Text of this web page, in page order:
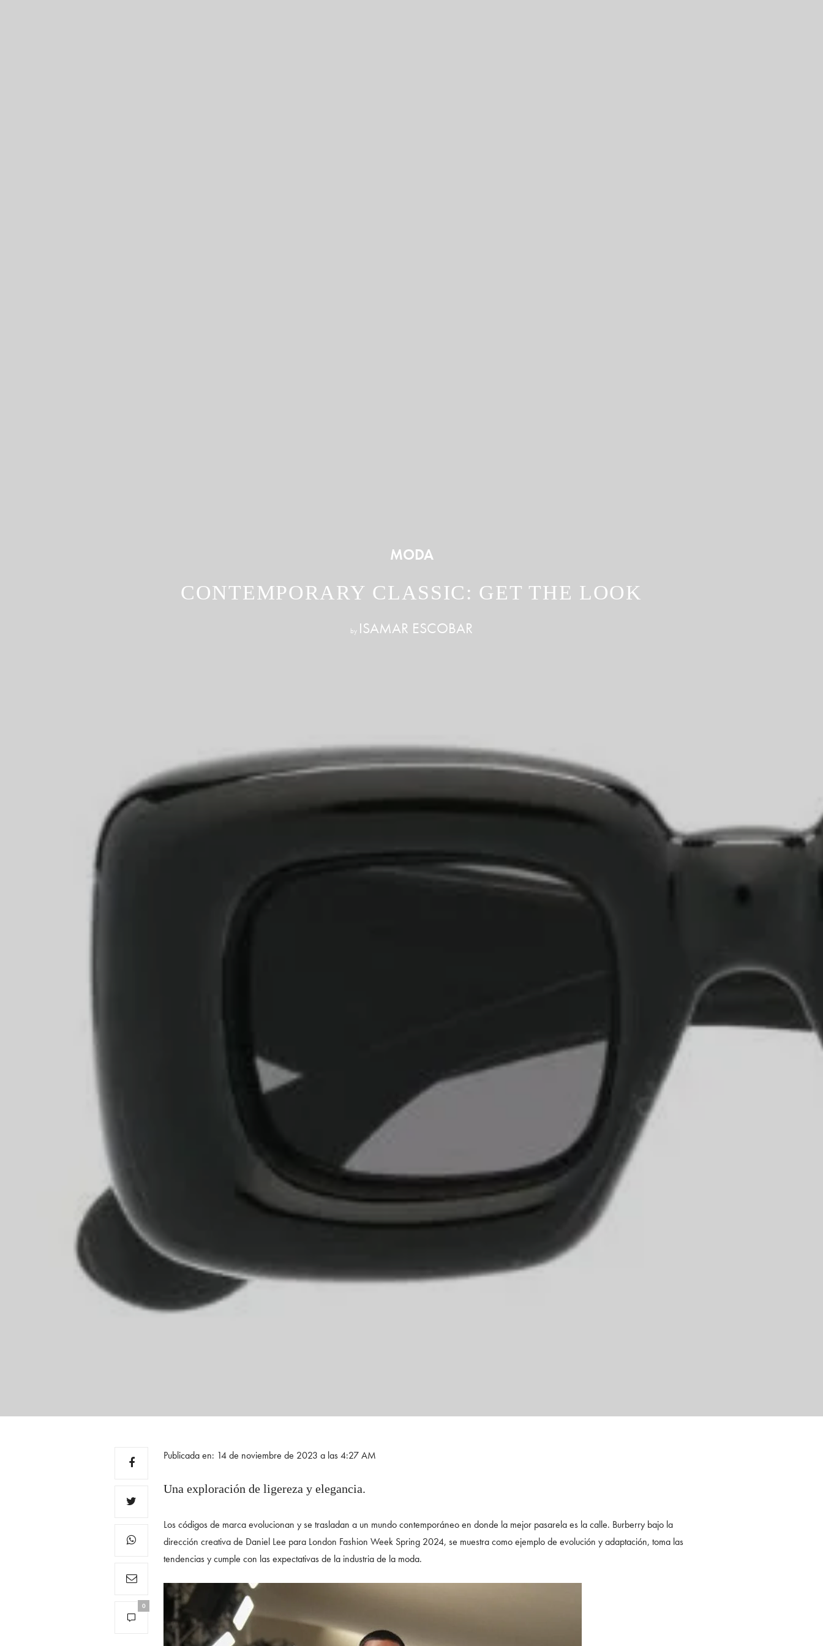
MODA
CONTEMPORARY CLASSIC: GET THE LOOK
by ISAMAR ESCOBAR
0
Publicada en: 14 de noviembre de 2023 a las 4:27 AM
Una exploración de ligereza y elegancia.
Los códigos de marca evolucionan y se trasladan a un mundo contemporáneo en donde la mejor pasarela es la calle. Burberry bajo la
dirección creativa de Daniel Lee para London Fashion Week Spring 2024, se muestra como ejemplo de evolución y adaptación, toma las
tendencias y cumple con las expectativas de la industria de la moda.